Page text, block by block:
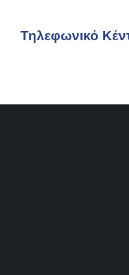
Τηλεφωνικό